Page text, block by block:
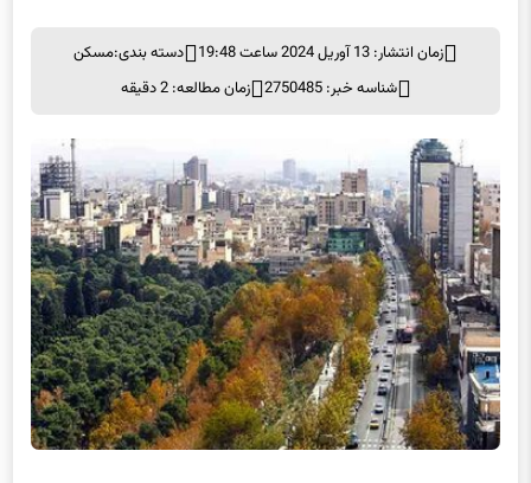
زمان انتشار: 13 آوریل 2024 ساعت 19:48 دسته بندی:مسکن
شناسه خبر: 2750485
زمان مطالعه: 2 دقیقه